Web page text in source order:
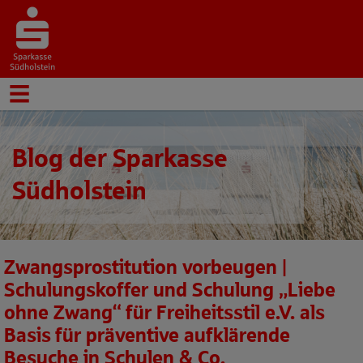
Blog der Sparkasse
Südholstein
Zwangsprostitution vorbeugen |
Schulungskoffer und Schulung „Liebe
ohne Zwang“ für Freiheitsstil e.V. als
Basis für präventive aufklärende
Besuche in Schulen & Co.